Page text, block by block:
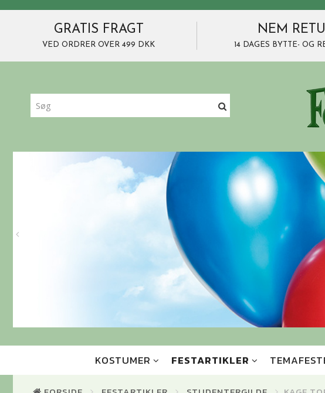
GRATIS FRAGT
VED ORDRER OVER 499 DKK
NEM
14 DAGES BYTTE- OG
KOSTUMER FESTARTIKLER